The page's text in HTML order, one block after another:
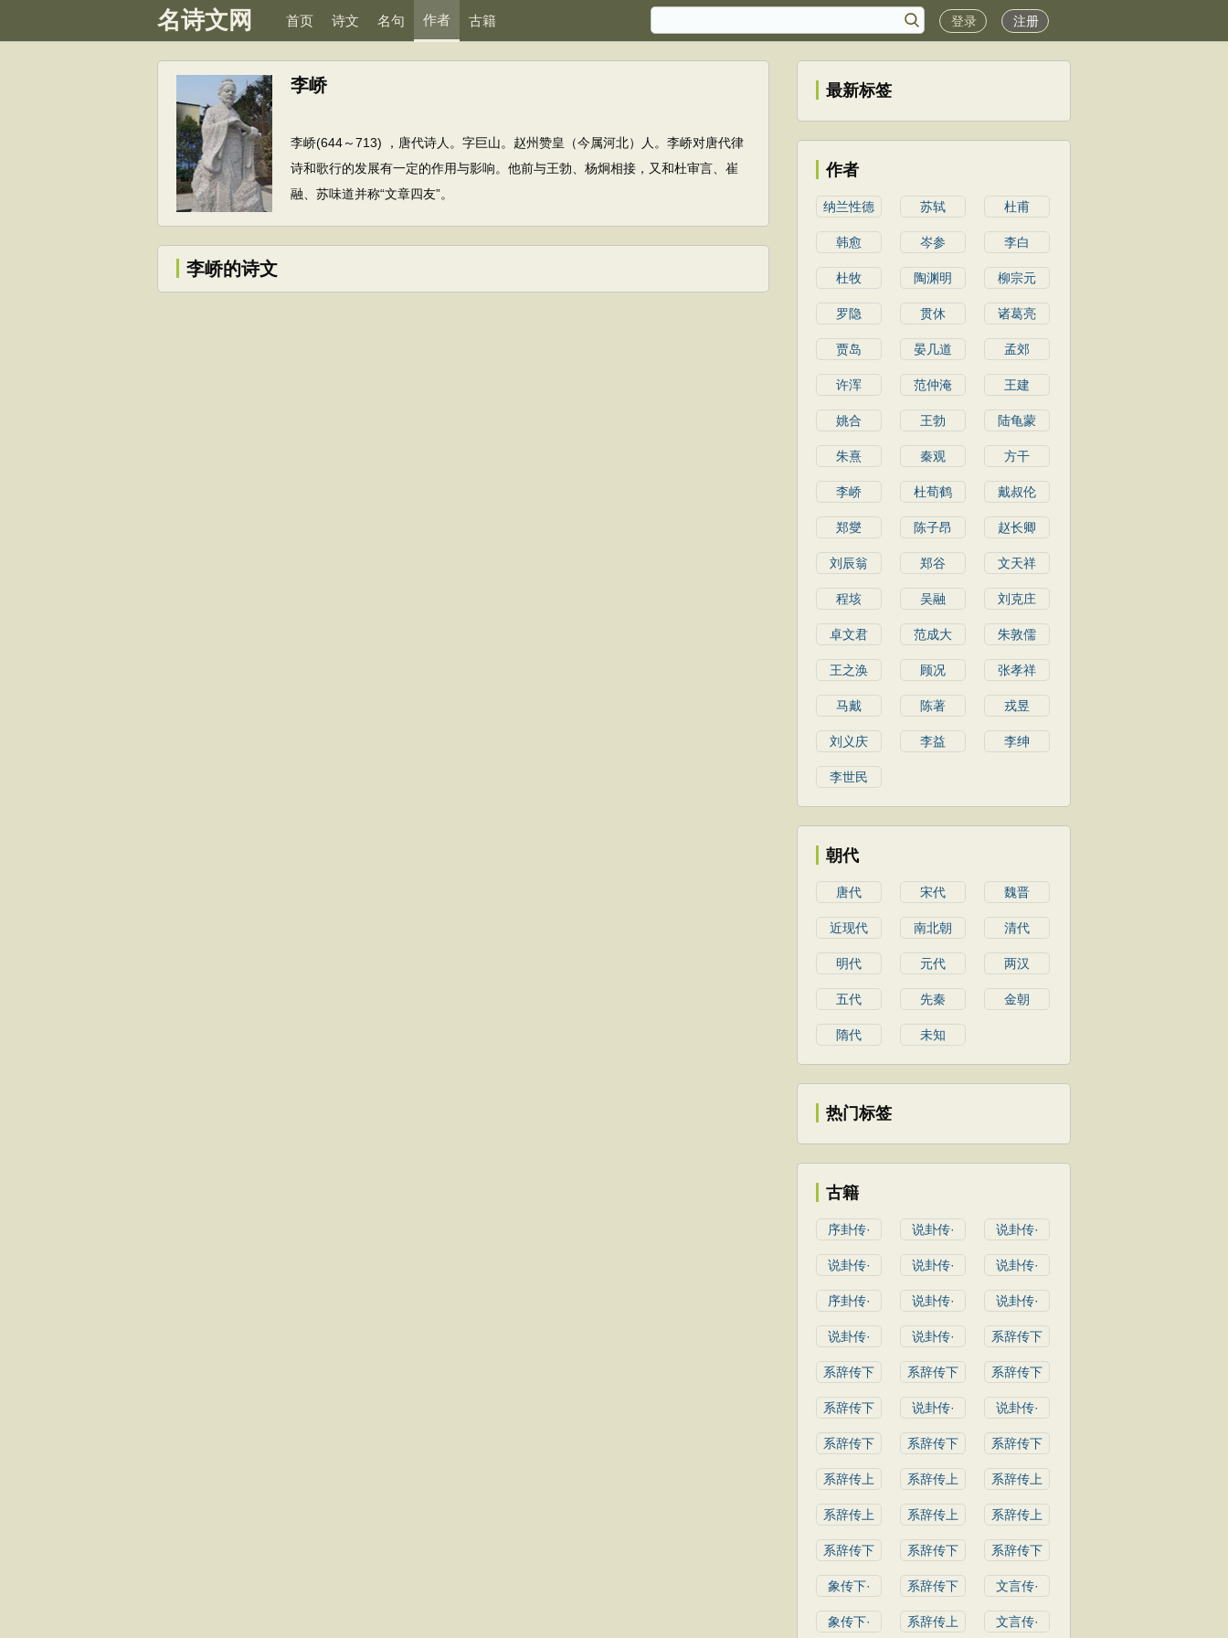
名诗文网 首页 诗文 名句 作者 古籍 登录 注册
李峤
李峤(644～713) ，唐代诗人。字巨山。赵州赞皇（今属河北）人。李峤对唐代律
诗和歌行的发展有一定的作用与影响。他前与王勃、杨炯相接，又和杜审言、崔
融、苏味道并称“文章四友”。
李峤的诗文
最新标签
作者
纳兰性德 苏轼 杜甫
韩愈 岑参 李白
杜牧 陶渊明 柳宗元
罗隐 贯休 诸葛亮
贾岛 晏几道 孟郊
许浑 范仲淹 王建
姚合 王勃 陆龟蒙
朱熹 秦观 方干
李峤 杜荀鹤 戴叔伦
郑燮 陈子昂 赵长卿
刘辰翁 郑谷 文天祥
程垓 吴融 刘克庄
卓文君 范成大 朱敦儒
王之涣 顾况 张孝祥
马戴 陈著 戎昱
刘义庆 李益 李绅
李世民
朝代
唐代 宋代 魏晋
近现代 南北朝 清代
明代 元代 两汉
五代 先秦 金朝
隋代 未知
热门标签
古籍
序卦传· 说卦传· 说卦传·
说卦传· 说卦传· 说卦传·
序卦传· 说卦传· 说卦传·
说卦传· 说卦传· 系辞传下
系辞传下 系辞传下 系辞传下
系辞传下 说卦传· 说卦传·
系辞传下 系辞传下 系辞传下
系辞传上 系辞传上 系辞传上
系辞传上 系辞传上 系辞传上
系辞传下 系辞传下 系辞传下
象传下· 系辞传下 文言传·
象传下· 系辞传上 文言传·